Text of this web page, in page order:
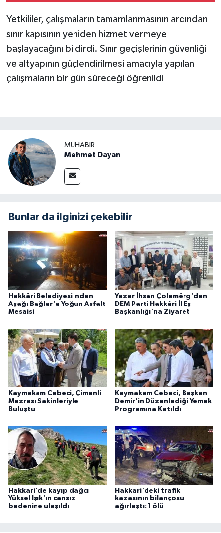
Yetkililer, çalışmaların tamamlanmasının ardından
sınır kapısının yeniden hizmet vermeye
başlayacağını bildirdi. Sınır geçişlerinin güvenliği
ve altyapının güçlendirilmesi amacıyla yapılan
çalışmaların bir gün süreceği öğrenildi
MUHABIR
Mehmet Dayan
Bunlar da ilginizi çekebilir
Hakkâri Belediyesi'nden
Aşağı Bağlar'a Yoğun Asfalt
Mesaisi
Yazar İhsan Çolemêrg'den
DEM Parti Hakkâri İl Eş
Başkanlığı'na Ziyaret
Kaymakam Cebeci, Çimenli
Mezrası Sakinleriyle
Buluştu
Kaymakam Cebeci, Başkan
Demir'in Düzenlediği Yemek
Programına Katıldı
Hakkari'de kayıp dağcı
Yüksel Işık'ın cansız
bedenine ulaşıldı
Hakkari'deki trafik
kazasının bilançosu
ağırlaştı: 1 ölü